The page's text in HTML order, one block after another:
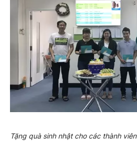
Tặng quà sinh nhật cho các thành viên